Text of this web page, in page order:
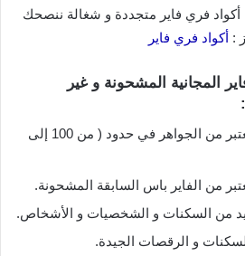
فري فاير متجددة و شغالة ننصحك
: أكواد فري فاير
المجانية المشحونة و غير
الحصول على عدد معتبر من الجواهر في حدود ( من 100 إلى
من الفاير باس السابقة المشحونة.
من السكنات و الشخصيات و الأشخاص.
و الرقصات الجيدة.